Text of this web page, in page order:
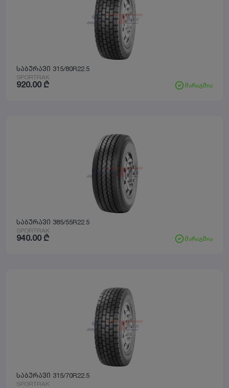
საბურავი 315/80R22.5
SPORTRAK
მარაგშია
920.00 ₾
საბურავი 385/55R22.5
SPORTRAK
მარაგშია
940.00 ₾
საბურავი 315/70R22.5
SPORTRAK